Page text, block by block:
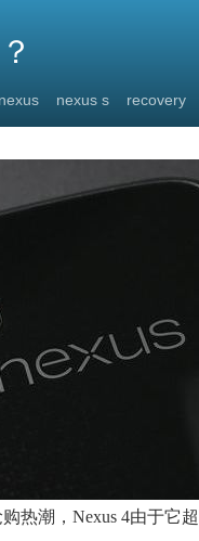
nexus s recovery
热潮，Nexus 4由于